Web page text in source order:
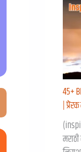
45+
|